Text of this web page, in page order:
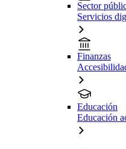
Sector
Servicios
Finanzas
Educación
Educación